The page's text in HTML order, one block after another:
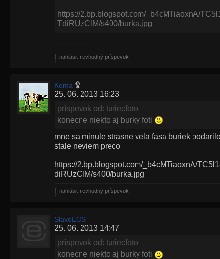
https://2.bp.blogspot.com/_b4cMTiaoxnA/
TdiRUzClM/s400/burka.jpg
nahlásiť nevhodný príspevok
Koma
25. 06. 2013 16:23
príspevok od: turiecfoto
konecne niekto aj burky foti
mne sa minule strasne vela fasa buriek
stale neviem preco
https://2.bp.blogspot.com/_b4cMTiaoxnA/
diRUzClM/s400/burka.jpg
nahlásiť nevhodný príspevok
SlavoEOS
25. 06. 2013 14:47
príspevok od: turiecfoto
konecne niekto aj burky foti